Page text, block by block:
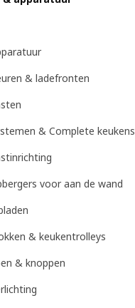
& ladefronten
& Complete keukens
voor aan de wand
& keukentrolleys
& knoppen